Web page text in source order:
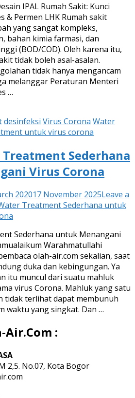
IPAL Rumah Sakit: Kunci
& Permen LHK Rumah sakit
yang sangat kompleks,
bahan kimia farmasi, dan
(BOD/COD). Oleh karena itu,
tidak boleh asal-asalan.
tidak hanya mengancam
melanggar Peraturan Menteri
…
desinfeksi Virus Corona Water
untuk virus corona
Sederhana
Virus Corona
202017 November 2025Leave a
Treatment Sederhana untuk
Sederhana untuk Menangani
Warahmatullahi
olah-air.com sekalian, saat
duka dan kebingungan. Ya
itu muncul dari suatu mahluk
virus Corona. Mahluk yang satu
tidak terlihat dapat membunuh
waktu yang singkat. Dan …
Air.Com :
2,5. No.07, Kota Bogor